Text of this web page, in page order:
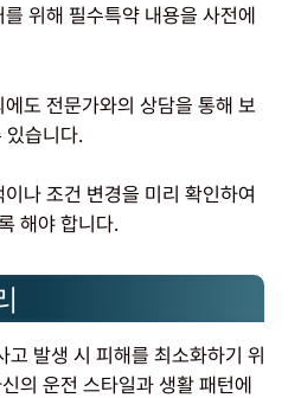
위해 필수특약 내용을 사전에
도 전문가와의 상담을 통해 보
있습니다.
나 조건 변경을 미리 확인하여
해야 합니다.
발생 시 피해를 최소화하기 위
의 운전 스타일과 생활 패턴에